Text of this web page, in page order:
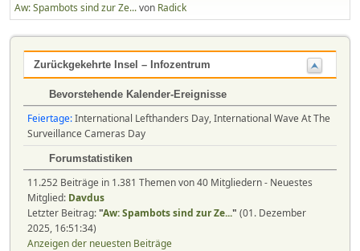
Aw: Spambots sind zur Ze...von Radick
Zurückgekehrte Insel – Infozentrum
Bevorstehende Kalender-Ereignisse
Feiertage:International Lefthanders Day, International Wave At The
Surveillance Cameras Day
Forumstatistiken
11.252 Beiträge in 1.381 Themen von 40 Mitgliedern - Neuestes
Mitglied: Davdus
Letzter Beitrag:"Aw: Spambots sind zur Ze..." (01. Dezember
2025, 16:51:34)
Anzeigen der neuesten Beiträge